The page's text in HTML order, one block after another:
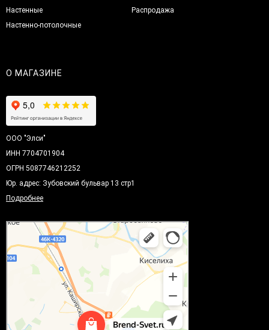
Настенные
Настенно-потолочные
Распродажа
О МАГАЗИНЕ
ООО "Элси"
ИНН 7704701904
ОГРН 5087746212252
Юр. адрес: Зубовский бульвар 13 стр1
Подробнее